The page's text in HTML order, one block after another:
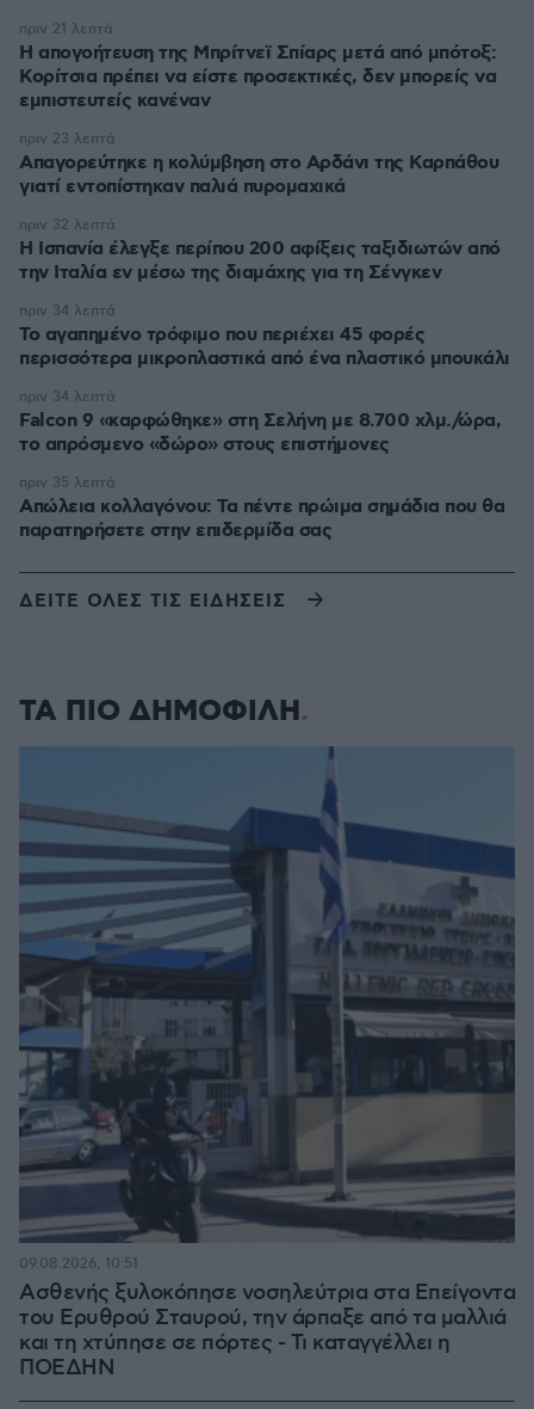
Η απογοήτευση της Μπρίτνεϊ Σπίαρς μετά από μπότοξ:
Κορίτσια πρέπει να είστε προσεκτικές, δεν μπορείς να
εμπιστευτείς κανέναν
πριν 21 λεπτά
Απαγορεύτηκε η κολύμβηση στο Αρδάνι της Καρπάθου
γιατί εντοπίστηκαν παλιά πυρομαχικά
πριν 23 λεπτά
Η Ισπανία έλεγξε περίπου 200 αφίξεις ταξιδιωτών από
την Ιταλία εν μέσω της διαμάχης για τη Σένγκεν
πριν 32 λεπτά
Το αγαπημένο τρόφιμο που περιέχει 45 φορές
περισσότερα μικροπλαστικά από ένα πλαστικό μπουκάλι
πριν 34 λεπτά
Falcon 9 «καρφώθηκε» στη Σελήνη με 8.700 χλμ./ώρα,
το απρόσμενο «δώρο» στους επιστήμονες
πριν 34 λεπτά
Απώλεια κολλαγόνου: Τα πέντε πρώιμα σημάδια που θα
παρατηρήσετε στην επιδερμίδα σας
πριν 35 λεπτά
ΔΕΙΤΕ ΟΛΕΣ ΤΙΣ ΕΙΔΗΣΕΙΣ
ΤΑ ΠΙΟ ΔΗΜΟΦΙΛΗ
Ασθενής ξυλοκόπησε νοσηλεύτρια στα Επείγοντα
του Ερυθρού Σταυρού, την άρπαξε από τα μαλλιά
και τη χτύπησε σε πόρτες - Τι καταγγέλλει η
ΠΟΕΔΗΝ
09.08.2026, 10:51